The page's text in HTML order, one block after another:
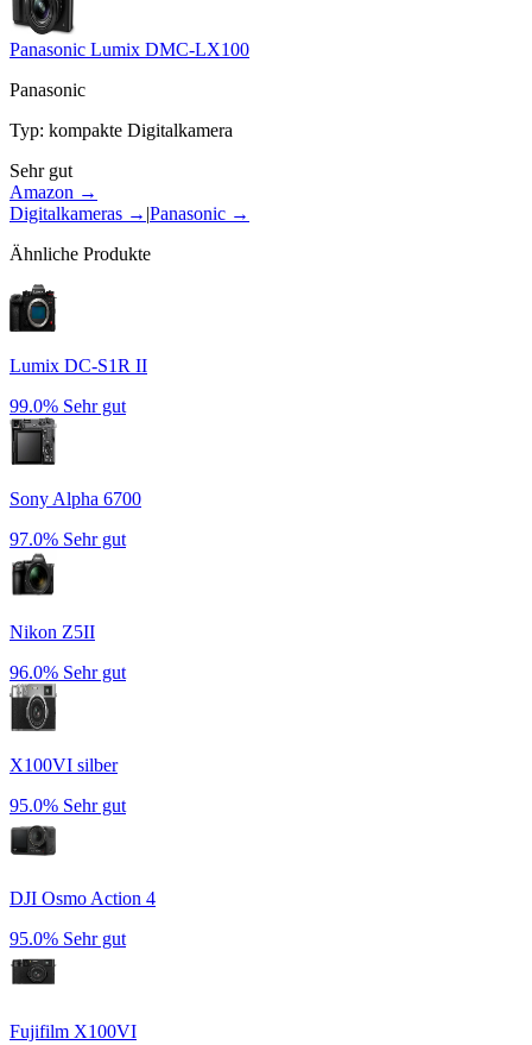
Panasonic Lumix DMC-LX100
Panasonic
Typ: kompakte Digitalkamera
Sehr gut
Amazon →
Digitalkameras → |Panasonic →
Ähnliche Produkte
Lumix DC-S1R II
99.0% Sehr gut
Sony Alpha 6700
97.0% Sehr gut
Nikon Z5II
96.0% Sehr gut
X100VI silber
95.0% Sehr gut
DJI Osmo Action 4
95.0% Sehr gut
Fujifilm X100VI